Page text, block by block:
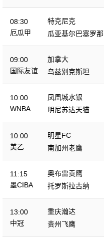
08:30
厄瓜甲
特克尼克
瓜亚基尔巴塞罗那
09:00
国际友谊
加拿大
乌兹别克斯坦
10:00
WNBA
凤凰城水银
明尼苏达天猫
10:00
美乙
明星FC
南加州老鹰
11:15
墨CIBA
奥布雷贡鹰
托罗斯拉古纳
13:00
中冠
重庆瀚达
贵州飞鹰